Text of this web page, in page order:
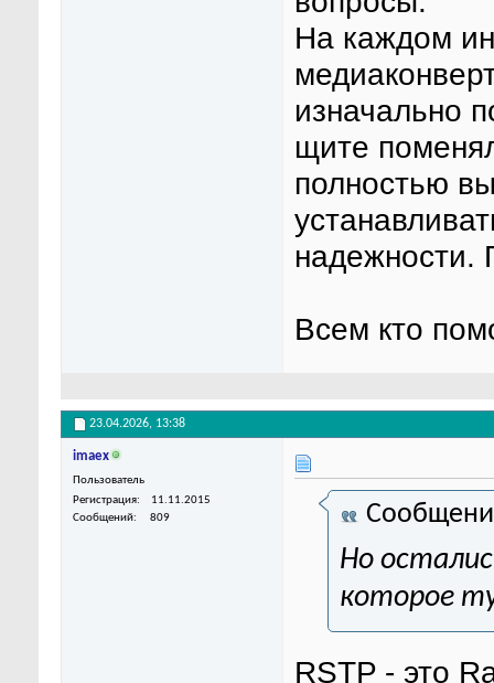
На каждом
изначально
щите
полностью
надежности.
Всем кто
23.04.2026, 13:38
imaex
Пользователь
Регистрация
11.11.2015
Сообщений
809
Но
которое
RSTP - это